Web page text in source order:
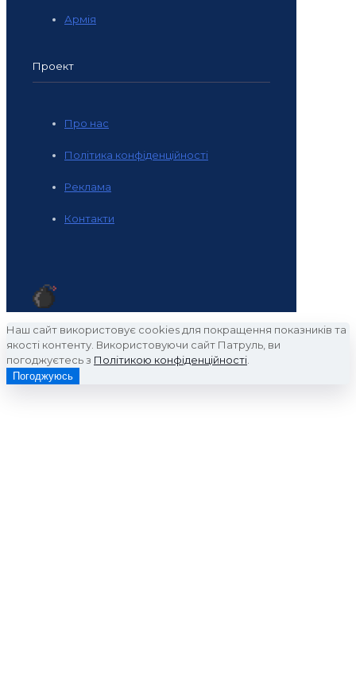
Армія
Проект
Про нас
Політика конфіденційності
Реклама
Контакти
Наш сайт використовує cookies для покращення показників та
якості контенту. Використовуючи сайт Патруль, ви
погоджуєтесь з Політикою конфіденційності
Погоджуюсь